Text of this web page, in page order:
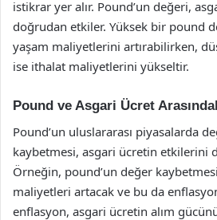
istikrar yer alır. Pound’un değeri,
doğrudan etkiler. Yüksek bir pound
yaşam maliyetlerini artırabilirken,
ise ithalat maliyetlerini yükseltir.
Pound ve Asgari Ücret
Pound’un uluslararası piyasalarda
kaybetmesi, asgari ücretin etkilerini
Örneğin, pound’un değer
maliyetleri artacak ve bu da
enflasyon, asgari ücretin alım